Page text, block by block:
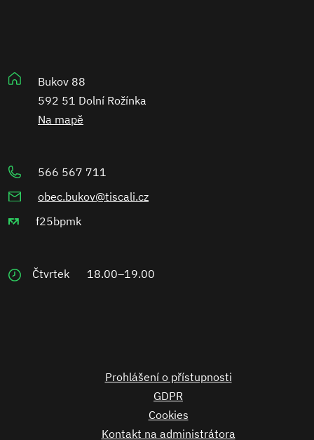
Bukov 88
592 51 Dolní Rožínka
Na mapě
566 567 711
obec.bukov@tiscali.cz
f25bpmk
Čtvrtek 18.00–19.00
Prohlášení o přístupnosti
GDPR
Cookies
Kontakt na administrátora